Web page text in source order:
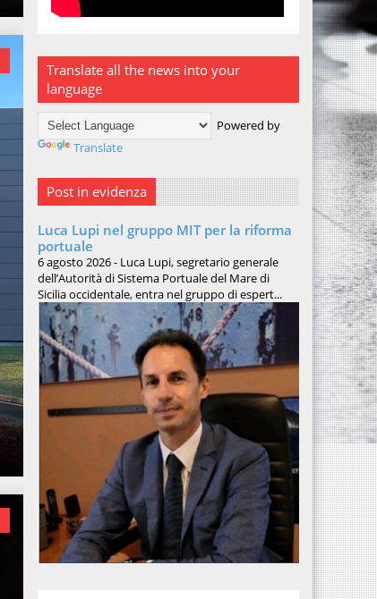
Translate all the news into your
language
Powered by
Translate
Post in evidenza
Luca Lupi nel gruppo MIT per la riforma
portuale
6 agosto 2026 - Luca Lupi, segretario generale
dell’Autorità di Sistema Portuale del Mare di
Sicilia occidentale, entra nel gruppo di espert...